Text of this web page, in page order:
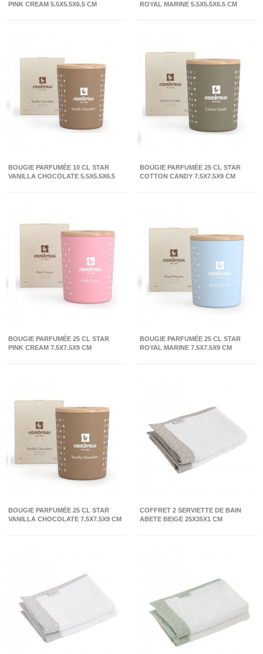
PINK CREAM 5.5X5.5X6.5 CM
ROYAL MARINE 5.5X5.5X6.5 CM
BOUGIE PARFUMÉE 10 CL STAR
VANILLA CHOCOLATE 5.5X5.5X6.5
BOUGIE PARFUMÉE 25 CL STAR
COTTON CANDY 7.5X7.5X9 CM
BOUGIE PARFUMÉE 25 CL STAR
PINK CREAM 7.5X7.5X9 CM
BOUGIE PARFUMÉE 25 CL STAR
ROYAL MARINE 7.5X7.5X9 CM
BOUGIE PARFUMÉE 25 CL STAR
VANILLA CHOCOLATE 7.5X7.5X9 CM
COFFRET 2 SERVIETTE DE BAIN
ABETE BEIGE 25X35X1 CM